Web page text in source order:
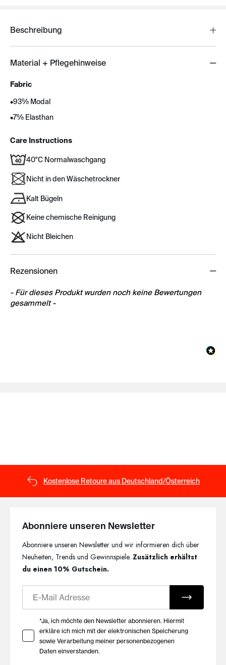
Beschreibung
Material + Pflegehinweise
Fabric
•93% Modal
•7% Elasthan
Care Instructions
40°C Normalwaschgang
Nicht in den Wäschetrockner
Kalt Bügeln
Keine chemische Reinigung
Nicht Bleichen
Rezensionen
- Für dieses Produkt wurden noch keine Bewertungen
gesammelt -
New content loaded
Kostenlose Retoure aus Deutschland/Österreich
Abonniere unseren Newsletter
Abonniere unseren Newsletter und wir informieren dich über
Neuheiten, Trends und Gewinnspiele.Zusätzlich erhältst
du einen 10% Gutschein.
Ihre Zustimmung zu Marketing E-Mails
*Ja, ich möchte den Newsletter abonnieren. Hiermit
erkläre ich mich mit der elektronischen Speicherung
sowie Verarbeitung meiner personenbezogenen
Daten einverstanden.